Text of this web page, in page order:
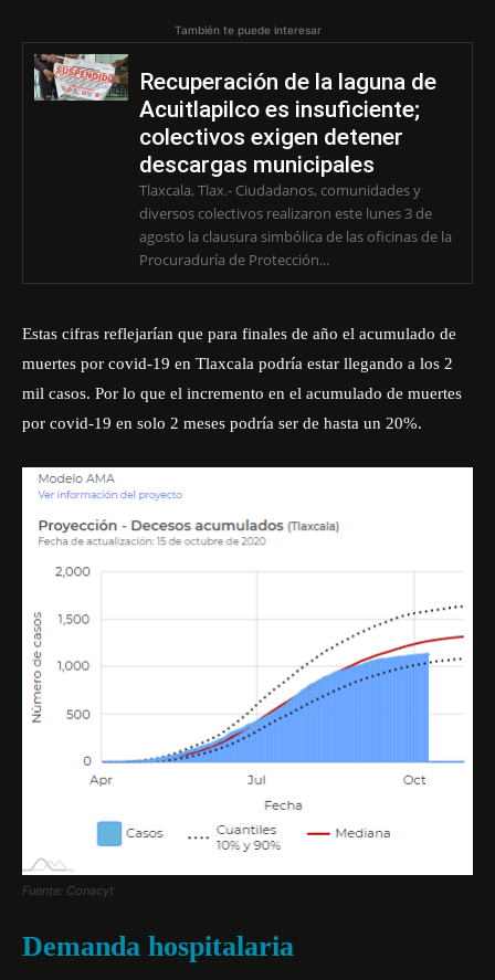
También te puede interesar
Recuperación de la laguna de
Acuitlapilco es insuficiente;
colectivos exigen detener
descargas municipales
Tlaxcala, Tlax.- Ciudadanos, comunidades y
diversos colectivos realizaron este lunes 3 de
agosto la clausura simbólica de las oficinas de la
Procuraduría de Protección...
Estas cifras reflejarían que para finales de año el acumulado de
muertes por covid-19 en Tlaxcala podría estar llegando a los 2
mil casos. Por lo que el incremento en el acumulado de muertes
por covid-19 en solo 2 meses podría ser de hasta un 20%.
Fuente: Conacyt
Demanda hospitalaria